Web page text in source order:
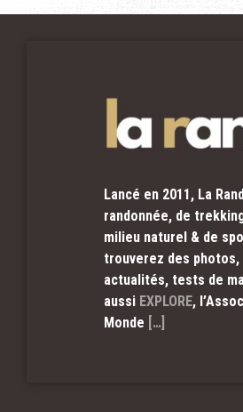
Lancé en 2011, La
randonnée, de
milieu naturel & de
trouverez des
actualités, tests de
aussi EXPLORE,
Monde […]